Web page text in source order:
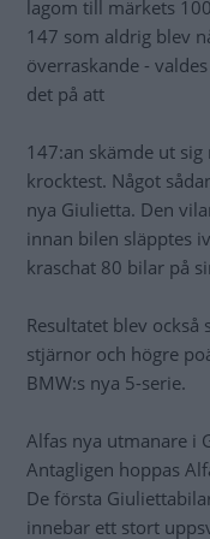
lagom till märkets
147 som aldrig blev
överraskande -
det på att
147:an skämde ut
krocktest. Något
nya Giulietta. Den
innan bilen släpptes
kraschat 80 bilar på
Resultatet blev
stjärnor och högre
BMW:s nya 5-serie.
Alfas nya utmanare i
Antagligen hoppas
De första
innebar ett stort